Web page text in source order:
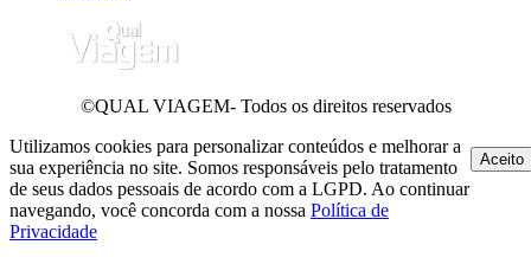
©QUAL VIAGEM- Todos os direitos reservados
Utilizamos cookies para personalizar conteúdos e melhorar a
sua experiência no site. Somos responsáveis pelo tratamento
de seus dados pessoais de acordo com a LGPD. Ao continuar
navegando, você concorda com a nossa Política de
Privacidade
Aceito